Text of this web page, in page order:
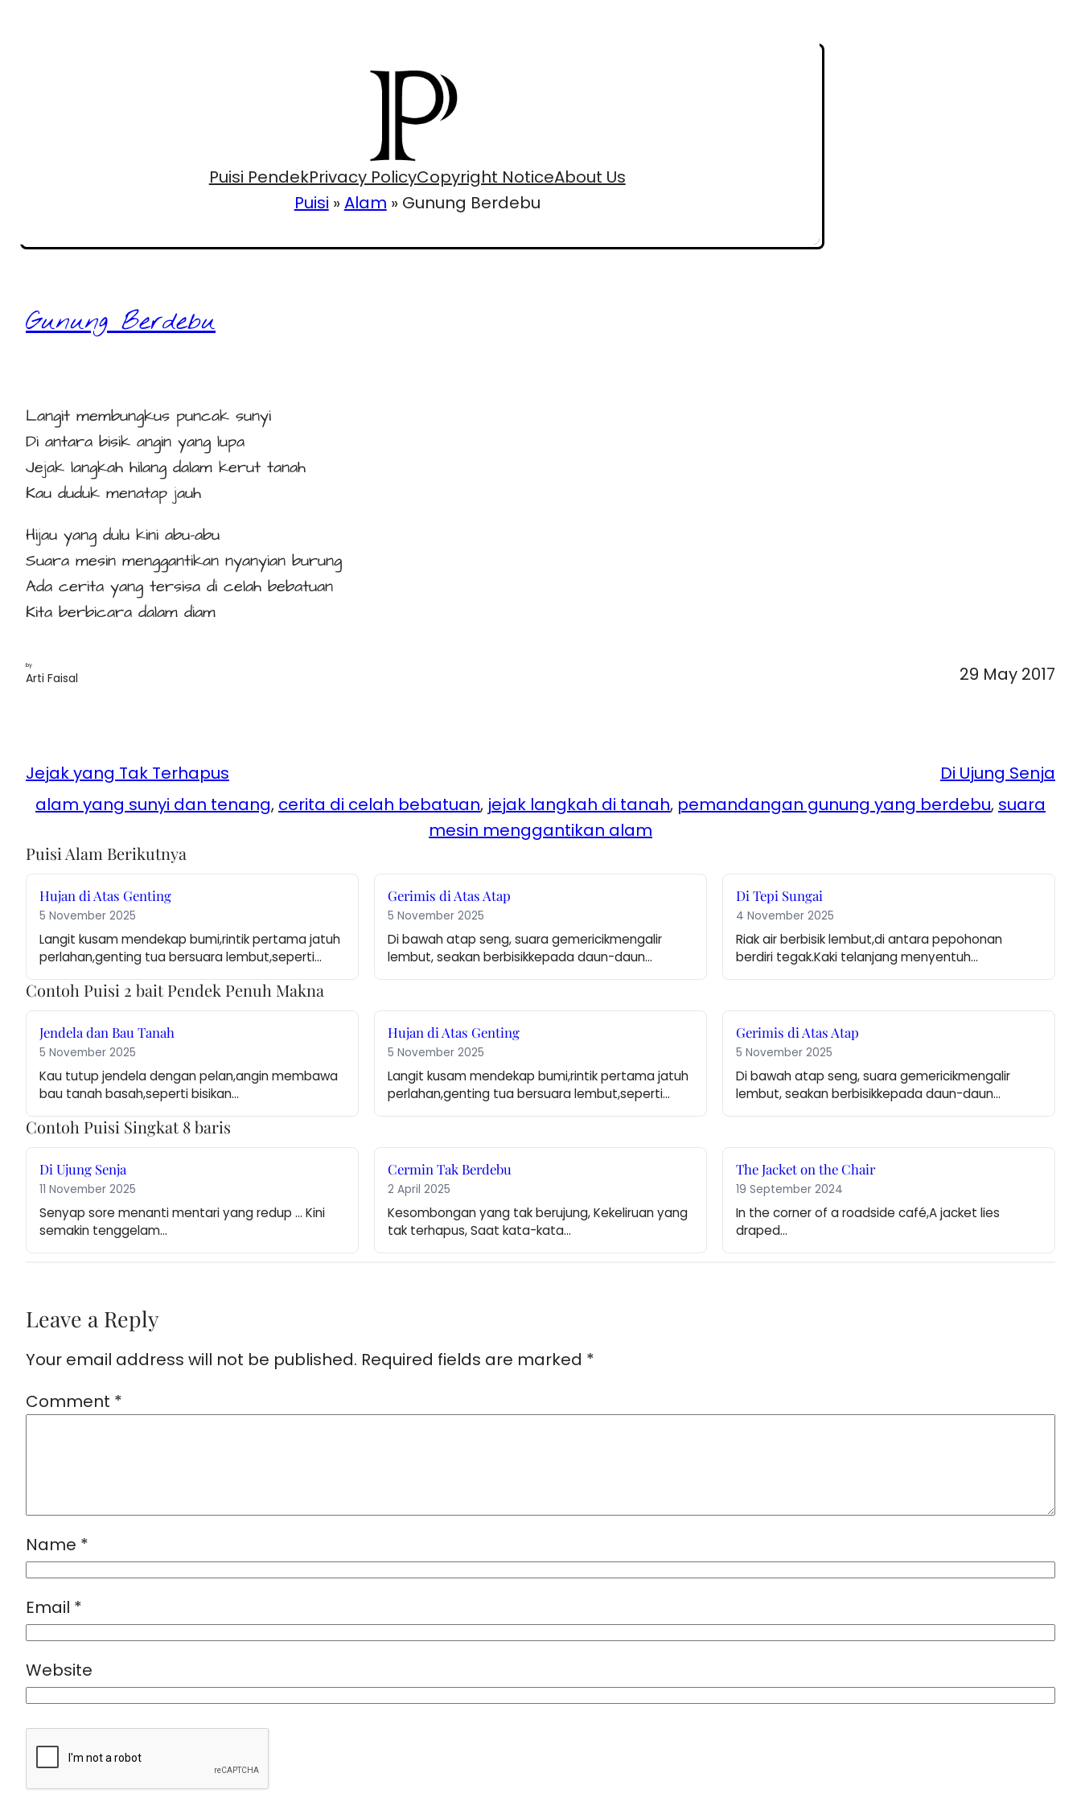
Puisi PendekPrivacy PolicyCopyright NoticeAbout Us
Puisi »Alam » Gunung Berdebu
Gunung Berdebu
Langit membungkus puncak sunyi
Di antara bisik angin yang lupa
Jejak langkah hilang dalam kerut tanah
Kau duduk menatap jauh
Hijau yang dulu kini abu-abu
Suara mesin menggantikan nyanyian burung
Ada cerita yang tersisa di celah bebatuan
Kita berbicara dalam diam
by
Arti Faisal 29 May 2017
Jejak yang Tak Terhapus
Di Ujung Senja
alam yang sunyi dan tenang, cerita di celah bebatuan, jejak langkah di tanah, pemandangan gunung yang berdebu, suara
mesin menggantikan alam
Puisi Alam Berikutnya
Hujan di Atas Genting
5 November 2025
Langit kusam mendekap bumi,rintik pertama jatuh
perlahan,genting tua bersuara lembut,seperti…
Gerimis di Atas Atap
5 November 2025
Di bawah atap seng, suara gemericikmengalir
lembut, seakan berbisikkepada daun-daun…
Di Tepi Sungai
4 November 2025
Riak air berbisik lembut,di antara pepohonan
berdiri tegak.Kaki telanjang menyentuh…
Contoh Puisi 2 bait Pendek Penuh Makna
Jendela dan Bau Tanah
5 November 2025
Kau tutup jendela dengan pelan,angin membawa
bau tanah basah,seperti bisikan…
Hujan di Atas Genting
5 November 2025
Langit kusam mendekap bumi,rintik pertama jatuh
perlahan,genting tua bersuara lembut,seperti…
Gerimis di Atas Atap
5 November 2025
Di bawah atap seng, suara gemericikmengalir
lembut, seakan berbisikkepada daun-daun…
Contoh Puisi Singkat 8 baris
Di Ujung Senja
11 November 2025
Senyap sore menanti mentari yang redup … Kini
semakin tenggelam…
Cermin Tak Berdebu
2 April 2025
Kesombongan yang tak berujung, Kekeliruan yang
tak terhapus, Saat kata-kata…
The Jacket on the Chair
19 September 2024
In the corner of a roadside café,A jacket lies
draped…
Leave a Reply
Your email address will not be published. Required fields are marked *
Comment *
Name *
Email *
Website